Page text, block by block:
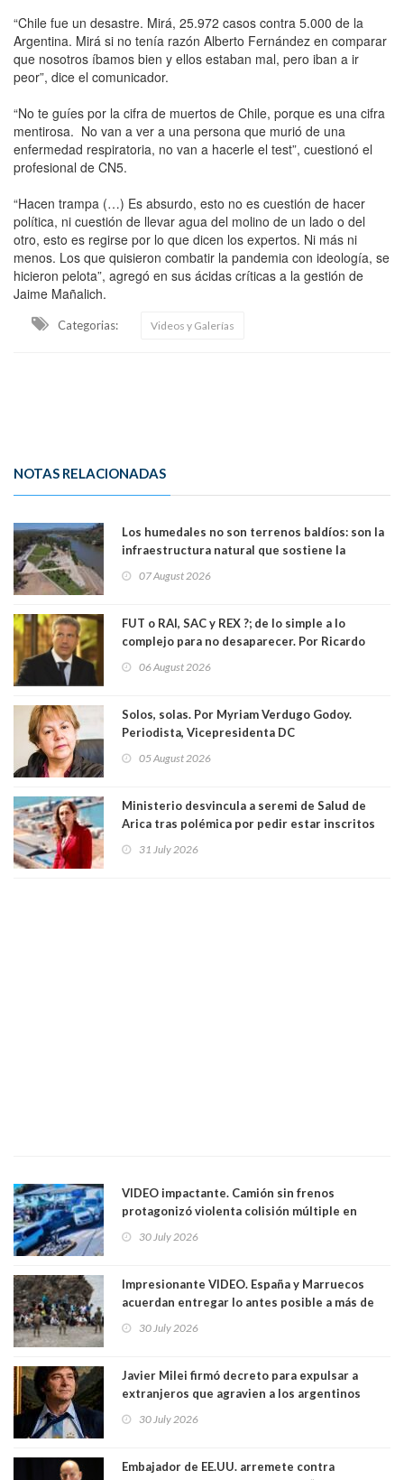
“Chile fue un desastre. Mirá, 25.972 casos contra 5.000 de la
Argentina. Mirá si no tenía razón Alberto Fernández en comparar
que nosotros íbamos bien y ellos estaban mal, pero iban a ir
peor”, dice el comunicador.
“No te guíes por la cifra de muertos de Chile, porque es una cifra
mentirosa. No van a ver a una persona que murió de una
enfermedad respiratoria, no van a hacerle el test”, cuestionó el
profesional de CN5.
“Hacen trampa (…) Es absurdo, esto no es cuestión de hacer
política, ni cuestión de llevar agua del molino de un lado o del
otro, esto es regirse por lo que dicen los expertos. Ni más ni
menos. Los que quisieron combatir la pandemia con ideología, se
hicieron pelota”, agregó en sus ácidas críticas a la gestión de
Jaime Mañalich.
Categorias: Videos y Galerías
NOTAS RELACIONADAS
Los humedales no son terrenos baldíos: son la
infraestructura natural que sostiene la
vida. Por Alfredo Peña, Periodista
07 August 2026
FUT o RAI, SAC y REX ?; de lo simple a lo
complejo para no desaparecer. Por Ricardo
Rincón. Abogado
06 August 2026
Solos, solas. Por Myriam Verdugo Godoy.
Periodista, Vicepresidenta DC
05 August 2026
Ministerio desvincula a seremi de Salud de
Arica tras polémica por pedir estar inscritos
en el Partido Republicano para un cupo laboral.
Ya son 29 seremis despedidos desde el 11 de
31 July 2026
VIDEO impactante. Camión sin frenos
protagonizó violenta colisión múltiple en
Cartagena: 13 lesionados y dos heridos graves
30 July 2026
Impresionante VIDEO. España y Marruecos
acuerdan entregar lo antes posible a más de
dos mil personas que ingresaron como
avalancha y de manera irregular a territorio
30 July 2026
Javier Milei firmó decreto para expulsar a
extranjeros que agravien a los argentinos
luego del mundial
30 July 2026
Embajador de EE.UU. arremete contra